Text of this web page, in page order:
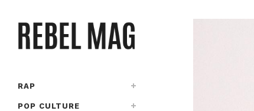
RAP
POP CULTURE